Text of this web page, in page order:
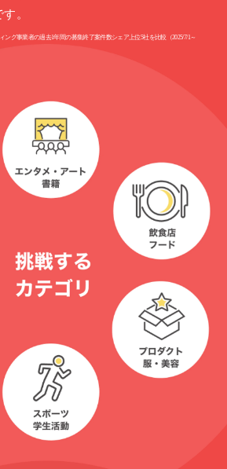
。
グ事業者の過去1年間の募集終了案件数シェア上位5社を比較（2025/7/1～